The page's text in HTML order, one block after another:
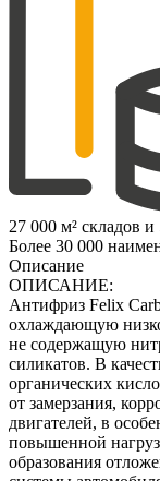
27 000 м² складов и
Более 30 000
Описание
ОПИСАНИЕ:
Антифриз Felix
охлаждающую
не содержащую
силикатов. В
органических
от замерзания,
двигателей, в
повышенной
образования